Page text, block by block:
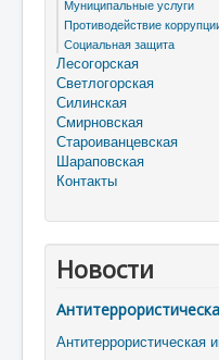
Муниципальные услуги
Противодействие
Социальная защита
Лесогорская
Светлогорская
Силинская
Смирновская
Староиванцевская
Шараповская
Контакты
Новости
Антитеррористическая